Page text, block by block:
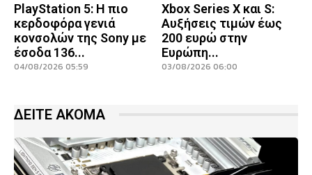
PlayStation 5: Η πιο
κερδοφόρα γενιά
κονσολών της Sony με
έσοδα 136...
04/08/2026 05:59
Xbox Series X και S:
Αυξήσεις τιμών έως
200 ευρώ στην
Ευρώπη...
03/08/2026 06:00
ΔΕΙΤΕ ΑΚΟΜΑ